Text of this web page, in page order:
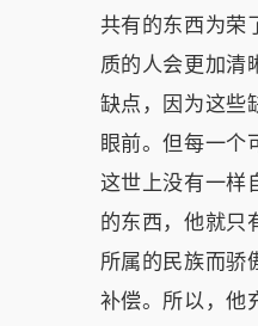
共有的东西为荣
质的人会更加清
缺点，因为这些
眼前。但每一个
这世上没有一样
的东西，他就只
所属的民族而骄
补偿。所以，他